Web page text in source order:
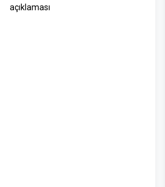
açıklaması